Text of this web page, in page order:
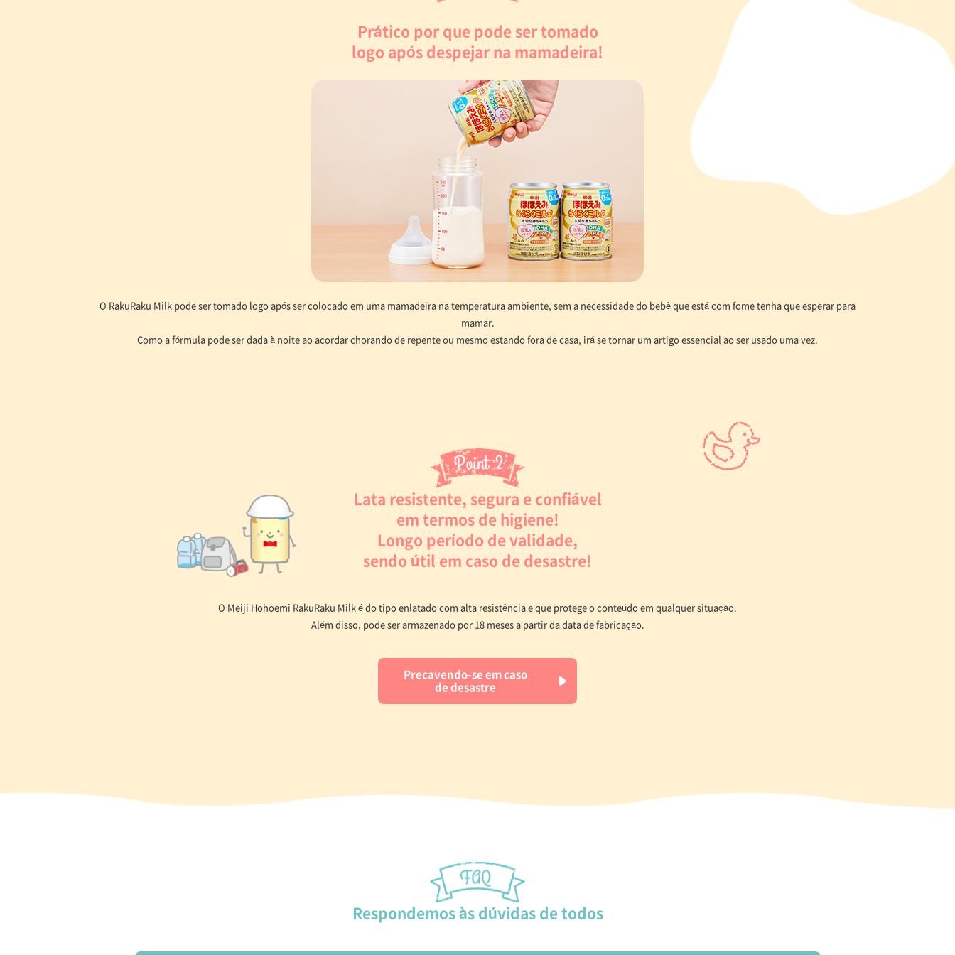
Prático por que pode ser tomado
logo após despejar na mamadeira!
O RakuRaku Milk pode ser tomado logo após ser colocado em uma mamadeira na temperatura ambiente, sem a necessidade do bebê que está com fome tenha que esperar para
mamar.
Como a fórmula pode ser dada à noite ao acordar chorando de repente ou mesmo estando fora de casa, irá se tornar um artigo essencial ao ser usado uma vez.
Lata resistente, segura e confiável
em termos de higiene!
Longo período de validade,
sendo útil em caso de desastre!
O Meiji Hohoemi RakuRaku Milk é do tipo enlatado com alta resistência e que protege o conteúdo em qualquer situação.
Além disso, pode ser armazenado por 18 meses a partir da data de fabricação.
Precavendo-se em caso
de desastre
Respondemos às dúvidas de todos